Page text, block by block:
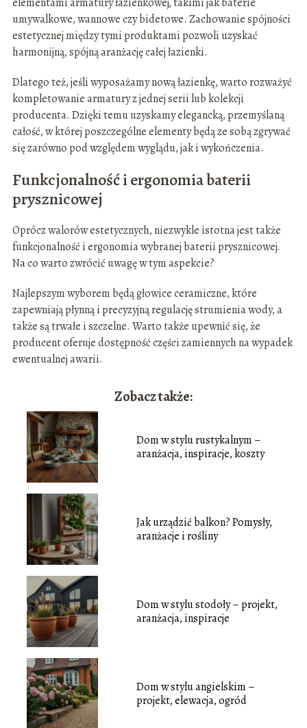
umywalkowe, wannowe czy bidetowe. Zachowanie spójności
estetycznej między tymi produktami pozwoli uzyskać
harmonijną, spójną aranżację całej łazienki.
Dlatego też, jeśli wyposażamy nową łazienkę, warto rozważyć
kompletowanie armatury z jednej serii lub kolekcji
producenta. Dzięki temu uzyskamy elegancką, przemyślaną
całość, w której poszczególne elementy będą ze sobą zgrywać
się zarówno pod względem wyglądu, jak i wykończenia.
Funkcjonalność i ergonomia baterii
prysznicowej
Oprócz walorów estetycznych, niezwykle istotna jest także
funkcjonalność i ergonomia wybranej baterii prysznicowej.
Na co warto zwrócić uwagę w tym aspekcie?
Najlepszym wyborem będą głowice ceramiczne, które
zapewniają płynną i precyzyjną regulację strumienia wody, a
także są trwałe i szczelne. Warto także upewnić się, że
producent oferuje dostępność części zamiennych na wypadek
ewentualnej awarii.
Zobacz także:
Dom w stylu rustykalnym –
aranżacja, inspiracje, koszty
Jak urządzić balkon? Pomysły,
aranżacje i rośliny
Dom w stylu stodoły – projekt,
aranżacja, inspiracje
Dom w stylu angielskim –
projekt, elewacja, ogród